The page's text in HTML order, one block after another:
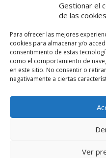
Gestionar el
de las cookies
Para ofrecer las mejores
cookies para almacenar y/o
consentimiento de estas
como el comportamiento de
en este sitio. No consentir o
negativamente a ciertas
Ver
logo SID